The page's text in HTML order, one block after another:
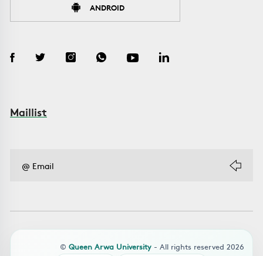
ANDROID
Maillist
© Queen Arwa University - All rights reserved 2026